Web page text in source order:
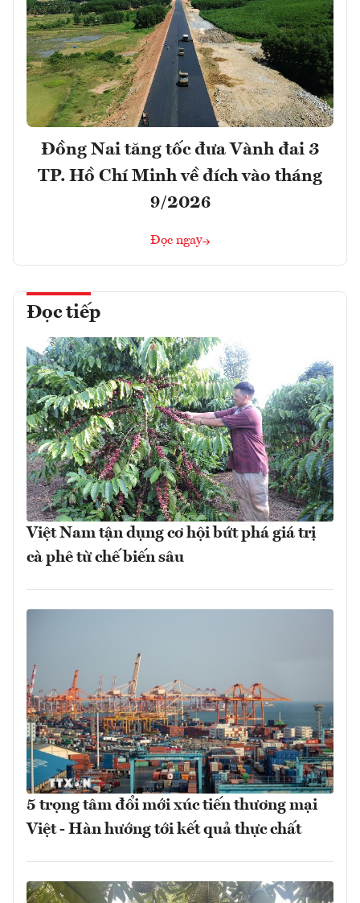
Đồng Nai tăng tốc đưa Vành đai 3
TP. Hồ Chí Minh về đích vào tháng
9/2026
Đọc ngay
Đọc tiếp
Việt Nam tận dụng cơ hội bứt phá giá trị
cà phê từ chế biến sâu
5 trọng tâm đổi mới xúc tiến thương mại
Việt - Hàn hướng tới kết quả thực chất